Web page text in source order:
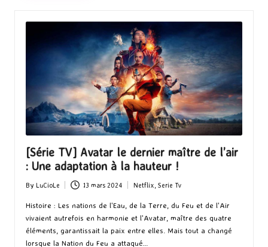
[Série TV] Avatar le dernier maître de l’air
: Une adaptation à la hauteur !
Posted
by
By LuCioLe 13 mars 2024
Posted
in
Netflix Serie Tv
Histoire : Les nations de l'Eau, de la Terre, du Feu et de l'Air
vivaient autrefois en harmonie et l'Avatar, maître des quatre
éléments, garantissait la paix entre elles. Mais tout a changé
lorsque la Nation du Feu a attaqué…